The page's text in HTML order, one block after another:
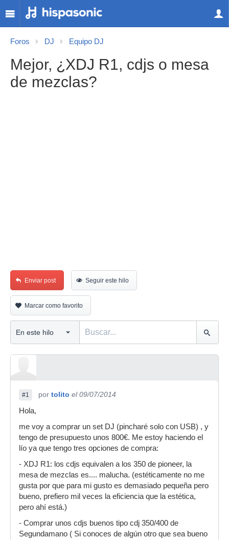
Foros DJ Equipo DJ
Mejor, ¿XDJ R1, cdjs o mesa
de mezclas?
Enviar post Seguir este hilo
Marcar como favorito
#1 por tolito el 09/07/2014
Hola,
me voy a comprar un set DJ (pincharé solo con USB) , y
tengo de presupuesto unos 800€. Me estoy haciendo el
lío ya que tengo tres opciones de compra:
- XDJ R1: los cdjs equivalen a los 350 de pioneer, la
mesa de mezclas es.... malucha. (estéticamente no me
gusta por que para mi gusto es demasiado pequeña pero
bueno, prefiero mil veces la eficiencia que la estética,
pero ahí está.)
- Comprar unos cdjs buenos tipo cdj 350/400 de
Segundamano ( Si conoces de algún otro que sea bueno